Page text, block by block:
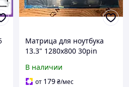
Матрица для ноутбука
13.3" 1280x800 30pin
Новая
В наличии
от 179₴/мес